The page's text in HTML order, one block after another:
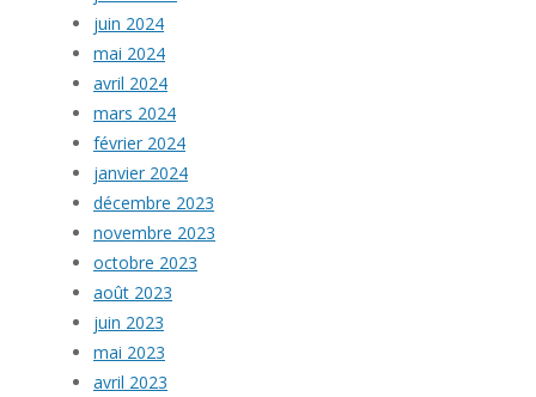
juin 2024
mai 2024
avril 2024
mars 2024
février 2024
janvier 2024
décembre 2023
novembre 2023
octobre 2023
août 2023
juin 2023
mai 2023
avril 2023